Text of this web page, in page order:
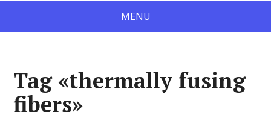
MENU
Tag «thermally fusing
fibers»